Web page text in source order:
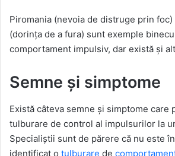
Piromania (nevoia de distruge prin
(dorința de a fura) sunt exemple
comportament impulsiv, dar există și
Semne și simptome
Există câteva semne și simptome care
tulburare de control al impulsurilor la
Specialiștii sunt de părere că nu este
identificat o tulburare de